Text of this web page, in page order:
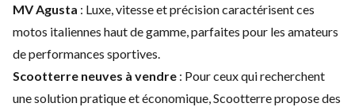
MV Agusta : Luxe, vitesse et précision caractérisent ces
motos italiennes haut de gamme, parfaites pour les amateurs
de performances sportives.
Scootterre neuves à vendre : Pour ceux qui recherchent
une solution pratique et économique, Scootterre propose des